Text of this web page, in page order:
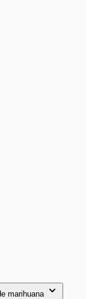
marihuana